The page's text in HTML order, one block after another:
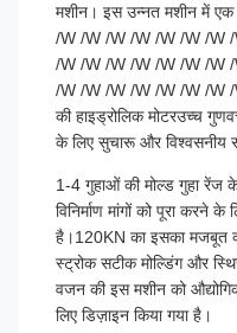
मशीन। इस उन्नत मशीन में
/W /W /W /W /W /W /W
/W /W /W /W /W /W /W
/W /W /W /W /W /W /W /
की हाइड्रोलिक मोटरउच्च
के लिए सुचारू और विश्वसनीय
1-4 गुहाओं की मोल्ड गुहा रेंज
विनिर्माण मांगों को पूरा करने
है।120KN का इसका मजबूत
स्ट्रोक सटीक मोल्डिंग और
वजन की इस मशीन को
लिए डिज़ाइन किया गया है।